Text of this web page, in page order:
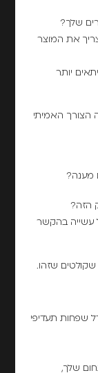
שלך?
את המוצר
יותר
הצורך האמיתי
מענה?
הזה?
עשייה בהקשר
שזהו.
שפחות תעדיפי
שלך,